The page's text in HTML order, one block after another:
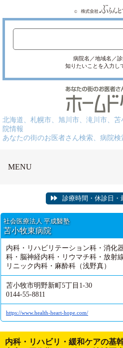
病院名／地域名／
知りたいことを入力し
北海道、札幌市、旭川市、滝川市、
院情報
あなたの街のお医者さん検索、病院検
MENU
診療時間・休診日・
社会医療法人 平成醫塾
苫小牧東病院
内科・リハビリテーション科・消化
科・脳神経内科・リウマチ科・放射
リニック内科・麻酔科（浅野真）
苫小牧市明野新町5丁目1-30
0144-55-8811
https://www.health-heart-hope.com/
内科・リハビリ・緩和ケアの基